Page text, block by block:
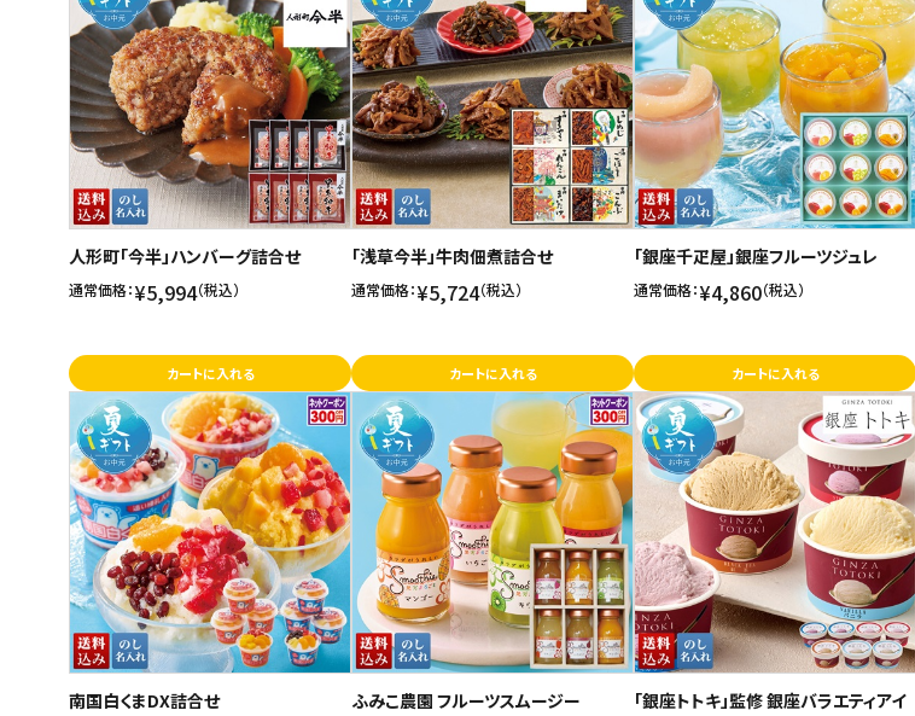
人形町「今半」ハンバーグ詰合せ
通常価格：¥5,994（税込）
カートに入れる
「浅草今半」牛肉佃煮詰合せ
通常価格：¥5,724（税込）
カートに入れる
「銀座千疋屋」銀座フルーツジュレ
通常価格：¥4,860（税込）
カートに入れる
南国白くまDX詰合せ ふみこ農園 フルーツスムージー
「銀座トトキ」監修 銀座バラエティアイ